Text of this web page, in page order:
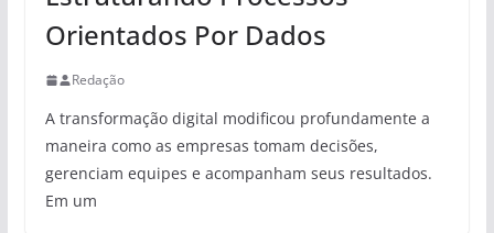
Orientados Por Dados
Redação
A transformação digital modificou profundamente a
maneira como as empresas tomam decisões,
gerenciam equipes e acompanham seus resultados.
Em um